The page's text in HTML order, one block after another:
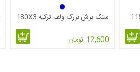
سنگ برش بزرگ ولف ترکیه 180X3
12,600 تومان